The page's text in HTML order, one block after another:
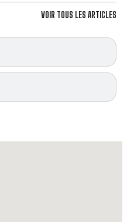
VOIR TOUS LES ARTICLES